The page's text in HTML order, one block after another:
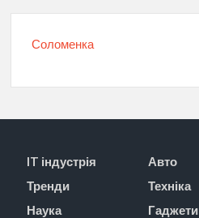
Соломенка
IT індустрія
Авто
Тренди
Техніка
Наука
Гаджети